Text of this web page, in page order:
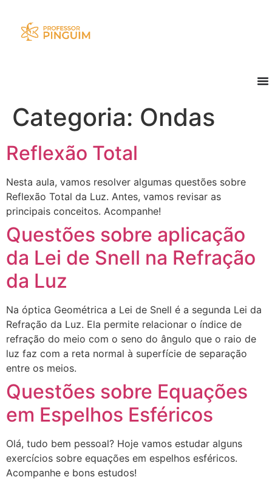
Categoria: Ondas
Reflexão Total
Nesta aula, vamos resolver algumas questões sobre
Reflexão Total da Luz. Antes, vamos revisar as
principais conceitos. Acompanhe!
Questões sobre aplicação
da Lei de Snell na Refração
da Luz
Na óptica Geométrica a Lei de Snell é a segunda Lei da
Refração da Luz. Ela permite relacionar o índice de
refração do meio com o seno do ângulo que o raio de
luz faz com a reta normal à superfície de separação
entre os meios.
Questões sobre Equações
em Espelhos Esféricos
Olá, tudo bem pessoal? Hoje vamos estudar alguns
exercícios sobre equações em espelhos esféricos.
Acompanhe e bons estudos!